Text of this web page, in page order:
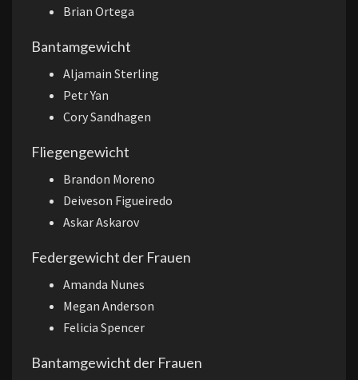
Brian Ortega
Bantamgewicht
Aljamain Sterling
Petr Yan
Cory Sandhagen
Fliegengewicht
Brandon Moreno
Deiveson Figueiredo
Askar Askarov
Federgewicht der Frauen
Amanda Nunes
Megan Anderson
Felicia Spencer
Bantamgewicht der Frauen